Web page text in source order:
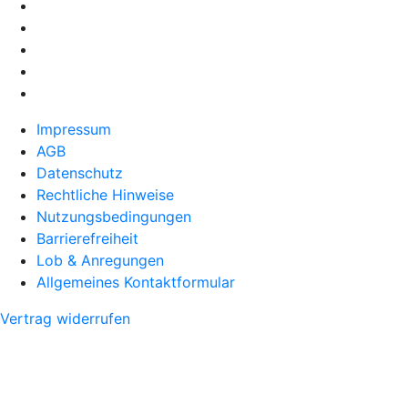
Impressum
AGB
Datenschutz
Rechtliche Hinweise
Nutzungsbedingungen
Barrierefreiheit
Lob & Anregungen
Allgemeines Kontaktformular
Vertrag widerrufen